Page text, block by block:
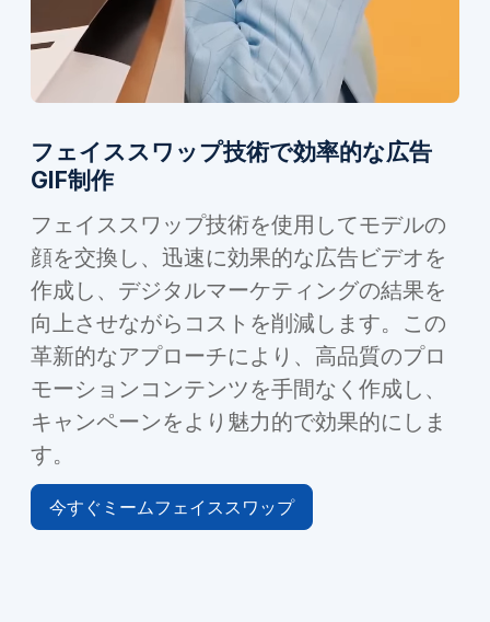
フェイススワップ技術で効率的な広告
GIF制作
フェイススワップ技術を使用してモデルの
顔を交換し、迅速に効果的な広告ビデオを
作成し、デジタルマーケティングの結果を
向上させながらコストを削減します。この
革新的なアプローチにより、高品質のプロ
モーションコンテンツを手間なく作成し、
キャンペーンをより魅力的で効果的にしま
す。
今すぐミームフェイススワップ